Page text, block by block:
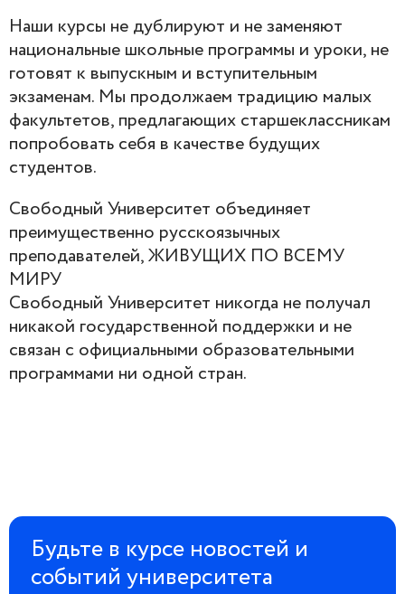
Наши курсы не дублируют и не заменяют
национальные школьные программы и уроки, не
готовят к выпускным и вступительным
экзаменам. Мы продолжаем традицию малых
факультетов, предлагающих старшеклассникам
попробовать себя в качестве будущих
студентов.
Свободный Университет объединяет
преимущественно русскоязычных
преподавателей, ЖИВУЩИХ ПО ВСЕМУ
МИРУ
Свободный Университет никогда не получал
никакой государственной поддержки и не
связан с официальными образовательными
программами ни одной стран.
Будьте в курсе новостей и
событий университета